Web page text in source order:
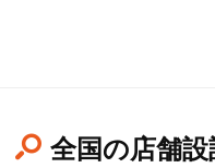
全国の店舗